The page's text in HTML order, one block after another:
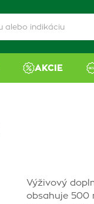
AKCIE
Výživový
obsahuje 500